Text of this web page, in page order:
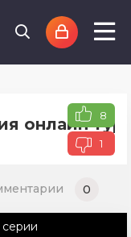
онлайн 8
1
0
серии